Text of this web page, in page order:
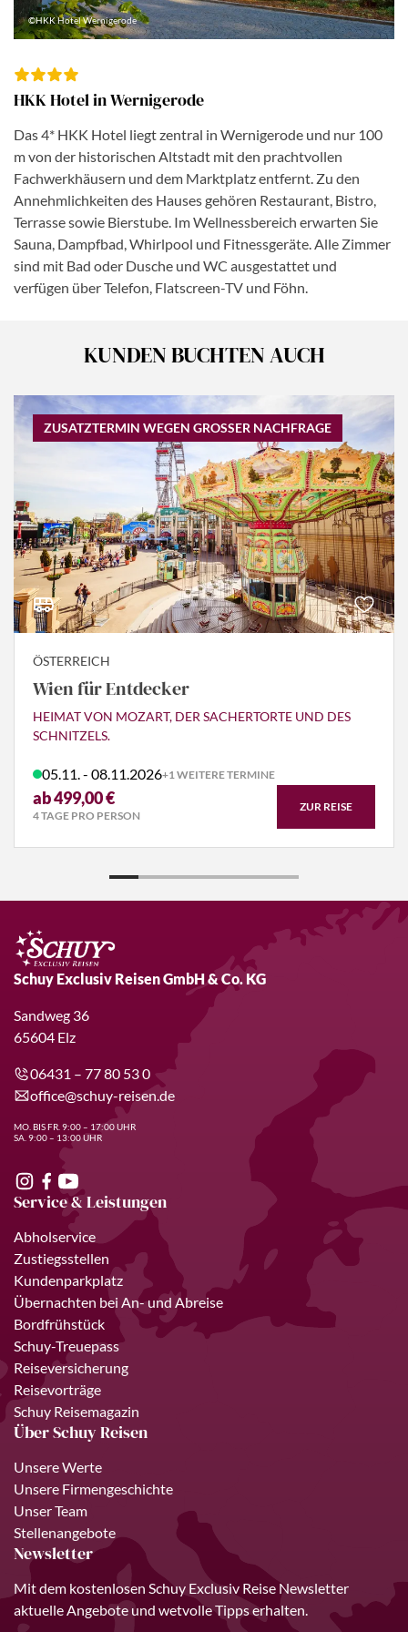
©HKK Hotel Wernigerode
HKK Hotel in Wernigerode
Das 4* HKK Hotel liegt zentral in Wernigerode und nur 100
m von der historischen Altstadt mit den prachtvollen
Fachwerkhäusern und dem Marktplatz entfernt. Zu den
Annehmlichkeiten des Hauses gehören Restaurant, Bistro,
Terrasse sowie Bierstube. Im Wellnessbereich erwarten Sie
Sauna, Dampfbad, Whirlpool und Fitnessgeräte. Alle Zimmer
sind mit Bad oder Dusche und WC ausgestattet und
verfügen über Telefon, Flatscreen-TV und Föhn.
KUNDEN BUCHTEN AUCH
ZUSATZTERMIN WEGEN GROSSER NACHFRAGE
ÖSTERREICH
Wien für Entdecker
HEIMAT VON MOZART, DER SACHERTORTE UND DES
SCHNITZELS.
05.11. - 08.11.2026+1 WEITERE TERMINE
ab 499,00 €
4 TAGE PRO PERSON
ZUR REISE
Schuy Exclusiv Reisen GmbH & Co. KG
Sandweg 36
65604 Elz
06431 – 77 80 53 0
office@schuy-reisen.de
MO. BIS FR. 9:00 – 17:00 UHR
SA. 9:00 – 13:00 UHR
Service & Leistungen
Abholservice
Zustiegsstellen
Kundenparkplatz
Übernachten bei An- und Abreise
Bordfrühstück
Schuy-Treuepass
Reiseversicherung
Reisevorträge
Schuy Reisemagazin
Über Schuy Reisen
Unsere Werte
Unsere Firmengeschichte
Unser Team
Stellenangebote
Newsletter
Mit dem kostenlosen Schuy Exclusiv Reise Newsletter
aktuelle Angebote und wetvolle Tipps erhalten.